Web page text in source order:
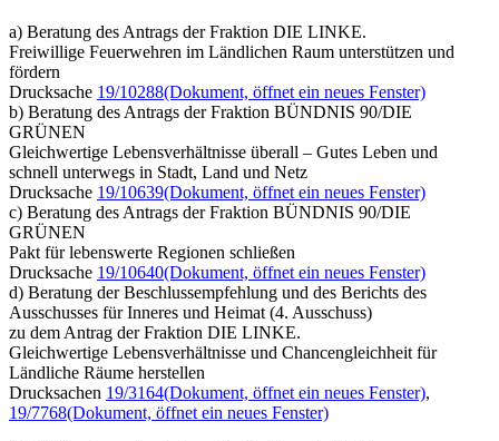
a) Beratung des Antrags der Fraktion DIE LINKE.
Freiwillige Feuerwehren im Ländlichen Raum unterstützen und
fördern
Drucksache 19/10288(Dokument, öffnet ein neues Fenster)
b) Beratung des Antrags der Fraktion BÜNDNIS 90/DIE
GRÜNEN
Gleichwertige Lebensverhältnisse überall – Gutes Leben und
schnell unterwegs in Stadt, Land und Netz
Drucksache 19/10639(Dokument, öffnet ein neues Fenster)
c) Beratung des Antrags der Fraktion BÜNDNIS 90/DIE
GRÜNEN
Pakt für lebenswerte Regionen schließen
Drucksache 19/10640(Dokument, öffnet ein neues Fenster)
d) Beratung der Beschlussempfehlung und des Berichts des
Ausschusses für Inneres und Heimat (4. Ausschuss)
zu dem Antrag der Fraktion DIE LINKE.
Gleichwertige Lebensverhältnisse und Chancengleichheit für
Ländliche Räume herstellen
Drucksachen 19/3164(Dokument, öffnet ein neues Fenster),
19/7768(Dokument, öffnet ein neues Fenster)